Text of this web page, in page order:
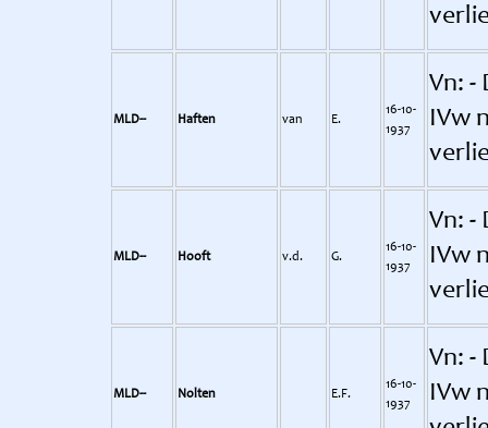
MLD-- Haften van E.
16-10-
1937
Vn: -
IVw
MLD-- Hooft v.d. G.
16-10-
1937
Vn: -
IVw
MLD-- Nolten E.F.
16-10-
1937
Vn: -
IVw